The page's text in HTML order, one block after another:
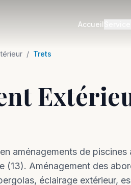
Accueil
/ Trets
aménagements de piscines
(13). Aménagement des
éclairage extérieur,